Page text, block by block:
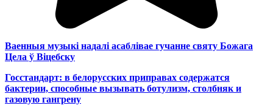
Ваенныя музыкі надалі асаблівае гучанне святу Божага
Цела ў Віцебску
Госстандарт: в белорусских приправах содержатся
бактерии, способные вызывать ботулизм, столбняк и
газовую гангрену